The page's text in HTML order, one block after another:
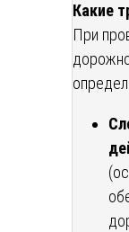
Какие
При